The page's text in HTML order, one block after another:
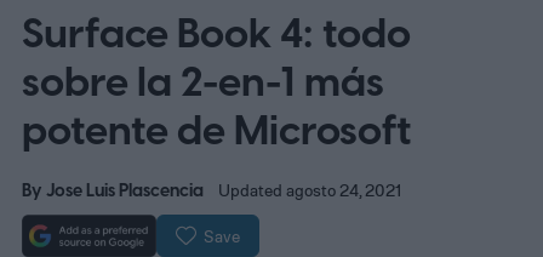
Surface Book 4: todo
sobre la 2-en-1 más
potente de Microsoft
ByJose Luis Plascencia Updated agosto 24, 2021
Save